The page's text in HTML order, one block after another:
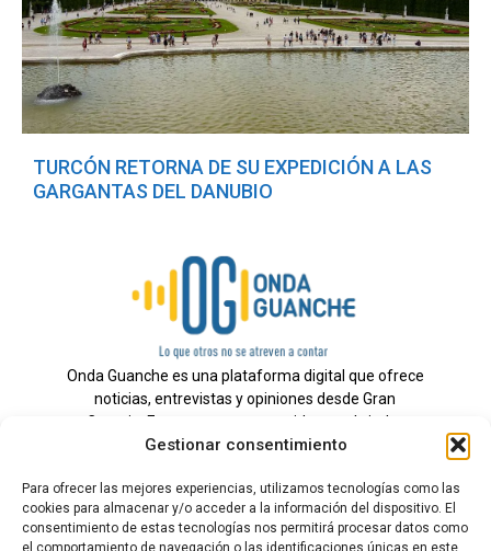
Gestionar consentimiento
Para ofrecer las mejores experiencias, utilizamos tecnologías como las
cookies para almacenar y/o acceder a la información del dispositivo. El
consentimiento de estas tecnologías nos permitirá procesar datos como
el comportamiento de navegación o las identificaciones únicas en este
TURCÓN RETORNA DE SU EXPEDICIÓN A LAS
GARGANTAS DEL DANUBIO
Onda Guanche es una plataforma digital que ofrece
noticias, entrevistas y opiniones desde Gran
Canaria. Estamos comprometidos con brindar
información veraz y un periodismo independiente a